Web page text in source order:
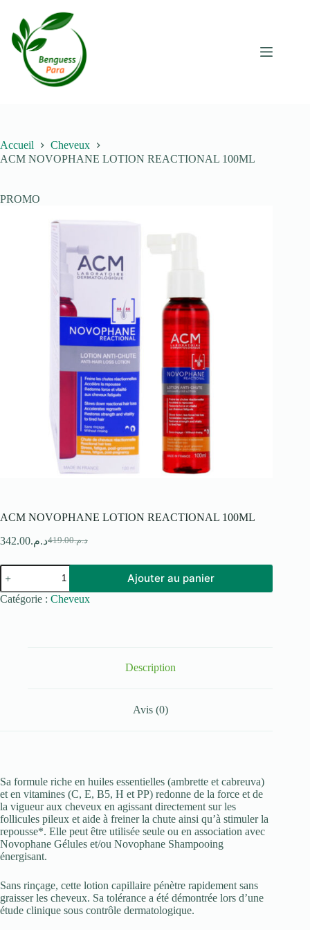
contenu
Accueil
Cheveux
ACM NOVOPHANE LOTION REACTIONAL 100ML
PROMO
ACM NOVOPHANE LOTION REACTIONAL 100ML
د.م.419.00
Le
était :
د.م.419.00.
د.م.342.00
Le
د.م.342.00.
quantité
de
ACM
NOVOPHANE
Ajouter au panier
Catégorie : Cheveux
Description
Avis (0)
Sa formule riche en huiles essentielles (ambrette et cabreuva)
et en vitamines (C, E, B5, H et PP) redonne de la force et de
la vigueur aux cheveux en agissant directement sur les
follicules pileux et aide à freiner la chute ainsi qu’à stimuler la
repousse*. Elle peut être utilisée seule ou en association avec
Novophane Gélules et/ou Novophane Shampooing
énergisant.
Sans rinçage, cette lotion capillaire pénètre rapidement sans
graisser les cheveux. Sa tolérance a été démontrée lors d’une
étude clinique sous contrôle dermatologique.